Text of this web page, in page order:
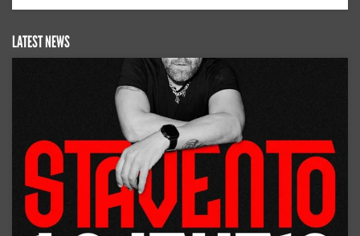
LATEST NEWS